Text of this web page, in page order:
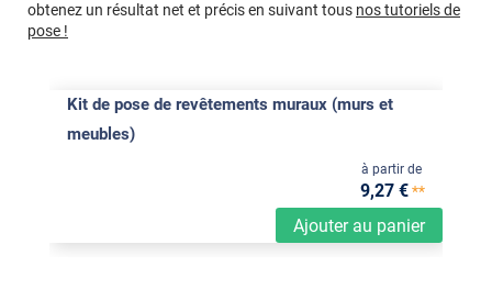
obtenez un résultat net et précis en suivant tous nos tutoriels de
pose !
Kit de pose de revêtements muraux (murs et
meubles)
Ajouter au panier
à partir de
9,27 €**